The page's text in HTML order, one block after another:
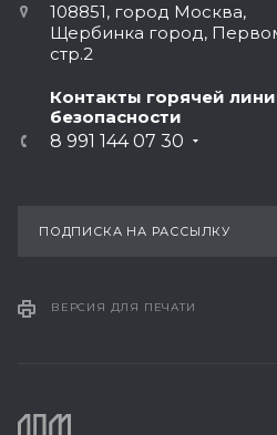
108851, город Москва,
Щербинка город,
стр.2
Контакты горячей
безопасности
8 991 144 07 30
ПОДПИСКА НА РАССЫЛКУ
ВЕРСИЯ ДЛЯ ПЕЧАТИ